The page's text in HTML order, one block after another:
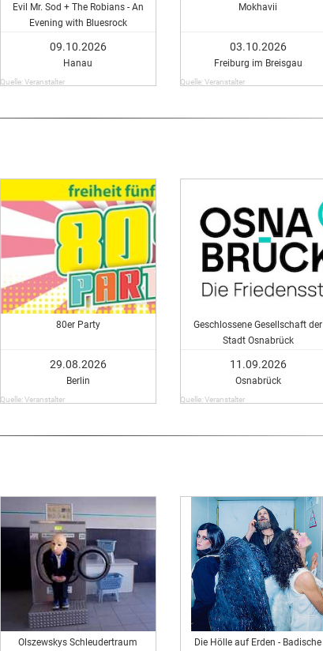
Evil Mr. Sod + The Robians - An
Evening with Bluesrock
09.10.2026
Hanau
Quelle: Veranstalter
Mokhavii
03.10.2026
Freiburg im Breisgau
Quelle: Veranstalter
80er Party
29.08.2026
Berlin
Quelle: Veranstalter
Geschlossene Gesellschaft der
Stadt Osnabrück
11.09.2026
Osnabrück
Quelle: Veranstalter
Olszewskys Schleudertraum
Die Hölle auf Erden - Badische